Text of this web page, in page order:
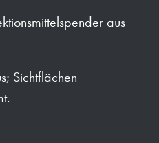
aus
Sichtflächen